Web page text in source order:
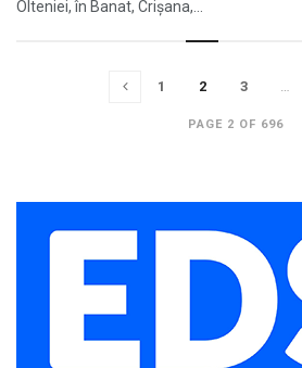
Olteniei, în Banat, Crișana,...
PAGE 2 OF 696
1 2 3 …